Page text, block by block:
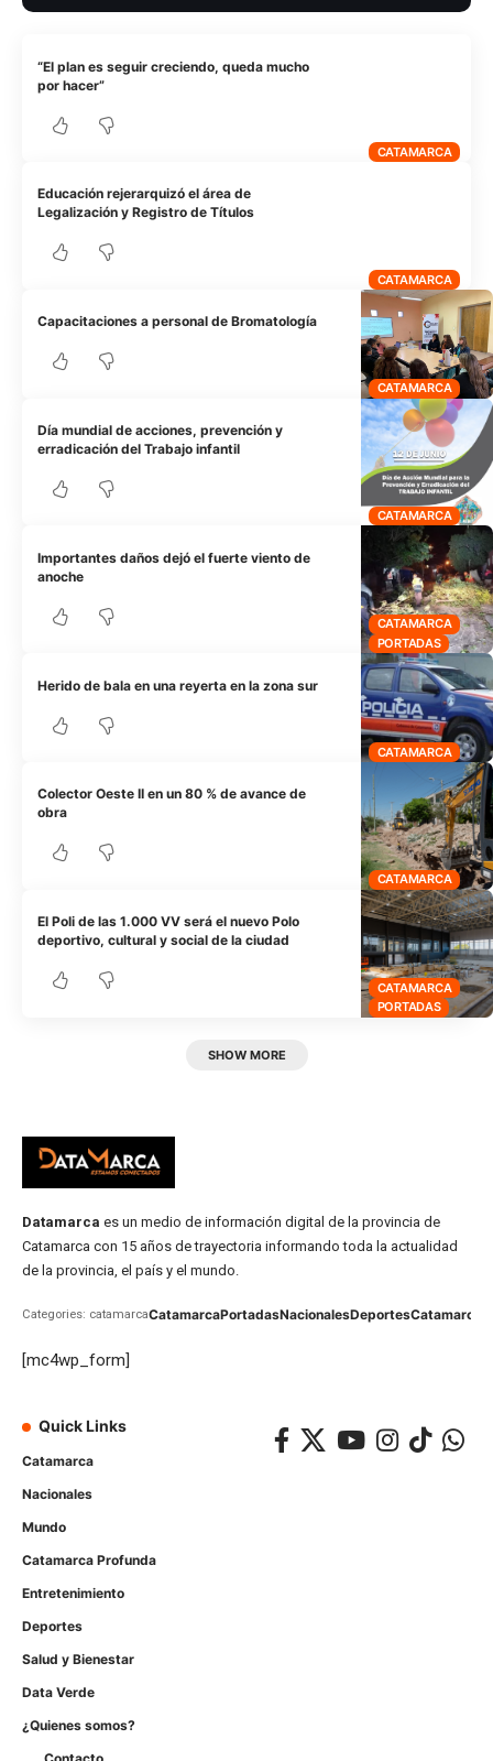
CATAMARCA
“El plan es seguir creciendo, queda mucho
por hacer”
CATAMARCA
Educación rejerarquizó el área de
Legalización y Registro de Títulos
CATAMARCA
Capacitaciones a personal de Bromatología
CATAMARCA
Día mundial de acciones, prevención y
erradicación del Trabajo infantil
CATAMARCA
PORTADAS
Importantes daños dejó el fuerte viento de
anoche
CATAMARCA
Herido de bala en una reyerta en la zona sur
CATAMARCA
Colector Oeste II en un 80 % de avance de
obra
CATAMARCA
PORTADAS
El Poli de las 1.000 VV será el nuevo Polo
deportivo, cultural y social de la ciudad
SHOW MORE
Datamarca es un medio de información digital de la provincia de
Catamarca con 15 años de trayectoria informando toda la actualidad
de la provincia, el país y el mundo.
Categories: catamarcaCatamarcaPortadasNacionalesDeportesCatamarca
[mc4wp_form]
Quick Links
Catamarca
Nacionales
Mundo
Catamarca Profunda
Entretenimiento
Deportes
Salud y Bienestar
Data Verde
¿Quienes somos?